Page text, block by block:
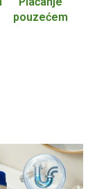
pouzećem